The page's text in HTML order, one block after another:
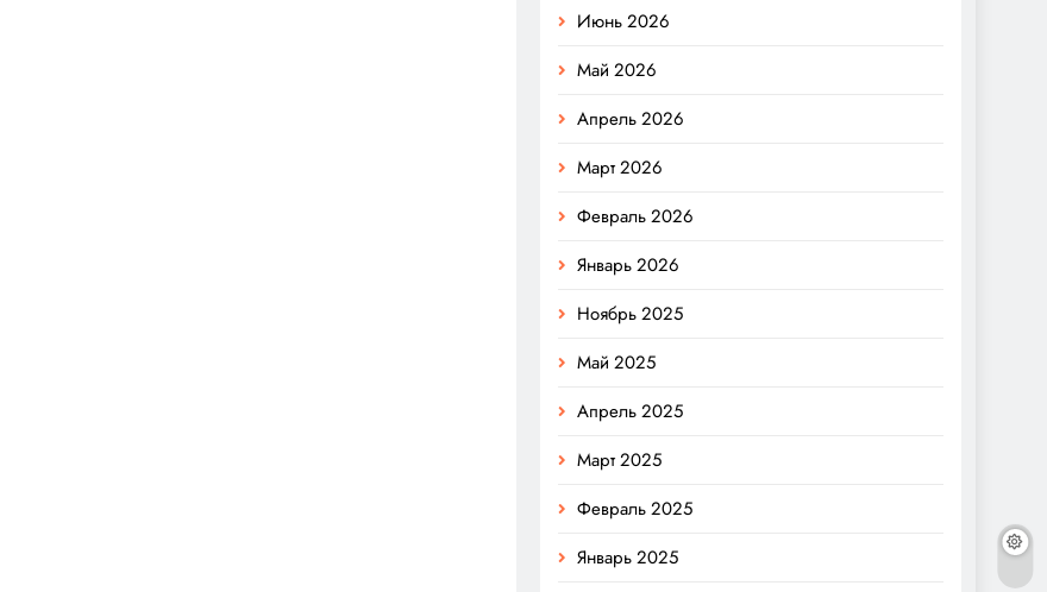
Июнь 2026
Май 2026
Апрель 2026
Март 2026
Февраль 2026
Январь 2026
Ноябрь 2025
Май 2025
Апрель 2025
Март 2025
Февраль 2025
Январь 2025